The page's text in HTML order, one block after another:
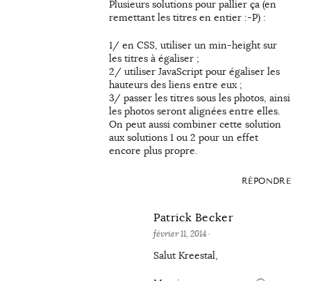
Plusieurs solutions pour pallier ça (en
remettant les titres en entier :-P) :
1/ en CSS, utiliser un min-height sur
les titres à égaliser ;
2/ utiliser JavaScript pour égaliser les
hauteurs des liens entre eux ;
3/ passer les titres sous les photos, ainsi
les photos seront alignées entre elles.
On peut aussi combiner cette solution
aux solutions 1 ou 2 pour un effet
encore plus propre.
RÉPONDRE
Patrick Becker
février 11, 2014·
Salut Kreestal,